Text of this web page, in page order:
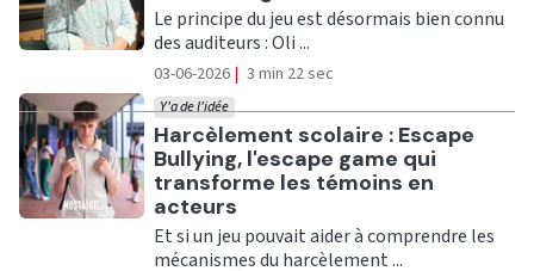
Le principe du jeu est désormais bien connu
des auditeurs : Oli ...
03-06-2026 | 3 min 22 sec
Ecouter
Harcèlement scolaire : Escape
Bullying, l'escape game qui
transforme les témoins en
acteurs
Y'a de l'idée
Et si un jeu pouvait aider à comprendre les
mécanismes du harcèlement ...